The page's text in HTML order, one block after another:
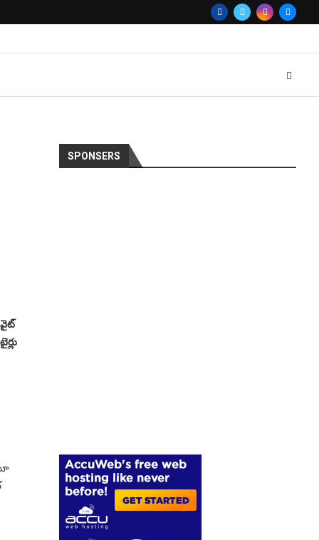
SPONSERS